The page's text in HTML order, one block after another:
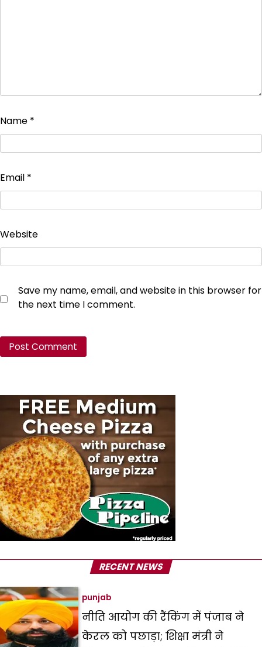
Name *
Email *
Website
Save my name, email, and website in this browser for
the next time I comment.
RECENT NEWS
punjab
नीति आयोग की रैंकिंग में पंजाब ने
केरल को पछाड़ा; शिक्षा मंत्री ने